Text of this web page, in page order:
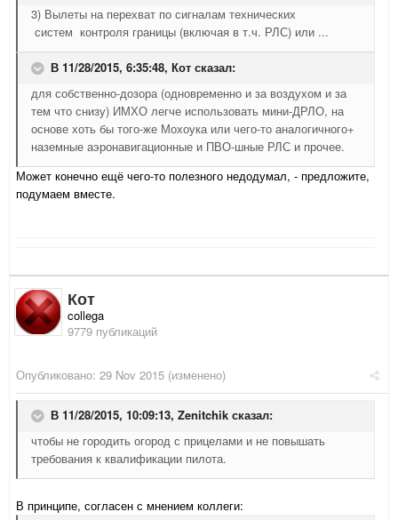
3) Вылеты на перехват по сигналам технических
систем контроля границы (включая в т.ч. РЛС) или ...
В 11/28/2015, 6:35:48, Кот сказал:
для собственно-дозора (одновременно и за воздухом и за
тем что снизу) ИМХО легче использовать мини-ДРЛО, на
основе хоть бы того-же Мохоука или чего-то аналогичного+
наземные аэронавигационные и ПВО-шные РЛС и прочее.
Может конечно ещё чего-то полезного недодумал, - предложите,
подумаем вместе.
Кот
collega
9779 публикаций
Опубликовано: 29 Nov 2015 (изменено)
В 11/28/2015, 10:09:13, Zenitchik сказал:
чтобы не городить огород с прицелами и не повышать
требования к квалификации пилота.
В принципе, согласен с мнением коллеги: